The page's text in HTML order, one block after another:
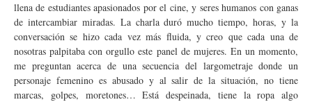
llena de estudiantes apasionados por el cine, y seres humanos con ganas
de intercambiar miradas. La charla duró mucho tiempo, horas, y la
conversación se hizo cada vez más fluida, y creo que cada una de
nosotras palpitaba con orgullo este panel de mujeres. En un momento,
me preguntan acerca de una secuencia del largometraje donde un
personaje femenino es abusado y al salir de la situación, no tiene
marcas, golpes, moretones… Está despeinada, tiene la ropa algo